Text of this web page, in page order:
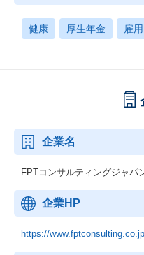
健康 厚生年金 雇用
企業名
FPTコンサルティングジャパ
企業HP
https://